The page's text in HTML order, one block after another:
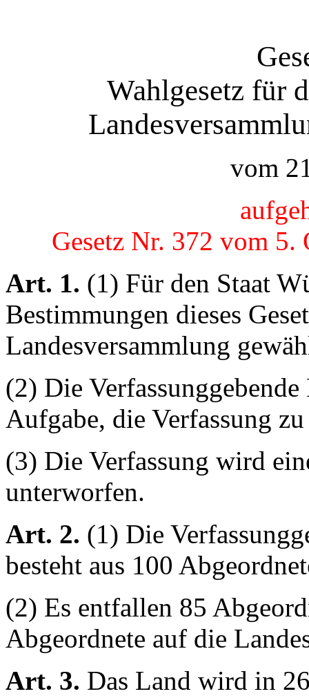
Wahlgesetz für
vom
Gesetz Nr. 372 vom
Art. 1. (1) Für den Staat
Bestimmungen dieses
Landesversammlung
(2) Die
Aufgabe, die Verfassung
(3) Die Verfassung wird
unterworfen.
Art. 2. (1) Die
besteht aus 100
(2) Es entfallen 85
Abgeordnete auf die
Art. 3. Das Land wird in